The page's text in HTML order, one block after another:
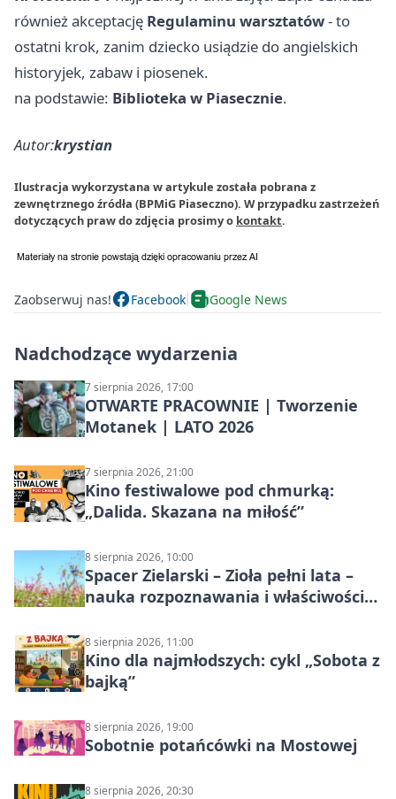
również akceptację Regulaminu warsztatów- to
ostatni krok, zanim dziecko usiądzie do angielskich
historyjek, zabaw i piosenek.
na podstawie: Biblioteka w Piasecznie.
Autor:krystian
Ilustracja wykorzystana w artykule została pobrana z
zewnętrznego źródła (BPMiG Piaseczno). W przypadku zastrzeżeń
dotyczących praw do zdjęcia prosimy o kontakt.
Zaobserwuj nas! Facebook Google News
Nadchodzące wydarzenia
7 sierpnia 2026, 17:00
OTWARTE PRACOWNIE | Tworzenie
Motanek | LATO 2026
7 sierpnia 2026, 21:00
Kino festiwalowe pod chmurką:
„Dalida. Skazana na miłość”
8 sierpnia 2026, 10:00
Spacer Zielarski – Zioła pełni lata –
nauka rozpoznawania i właściwości
8 sierpnia 2026, 11:00
Kino dla najmłodszych: cykl „Sobota z
bajką”
8 sierpnia 2026, 19:00
Sobotnie potańcówki na Mostowej
8 sierpnia 2026, 20:30